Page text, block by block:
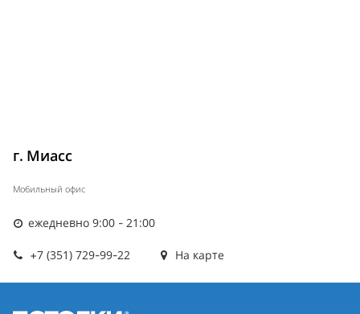
г. Миасс
Мобильный офис
ежедневно 9:00 - 21:00
+7 (351) 729-99-22 На карте